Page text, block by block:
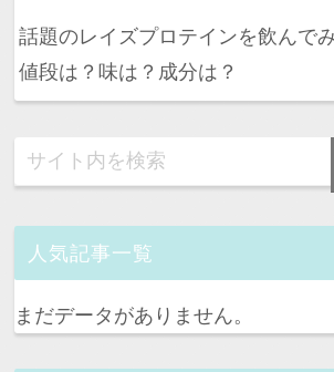
話題のレイズプロテインを飲んでみ
値段は？味は？成分は？
人気記事一覧
まだデータがありません。